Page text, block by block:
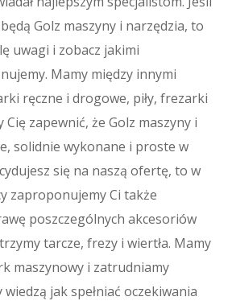
Art. Spożywcze
Eksploatacyjne
Inne Sklepy
Maszyny
Maszyny
Narzędzia
Metalowy
Spedycja
Transport
Samochodowe
Wynajem
Motoryzacyjne
Komisy
Golz maszyny i narzędzia, to
uwagi i zobacz jakimi
Mamy między innymi
ręczne i drogowe, piły, frezarki
zapewnić, że Golz maszyny i
solidnie wykonane i proste w
się na naszą ofertę, to w
zaproponujemy Ci także
poszczególnych akcesoriów
tarcze, frezy i wiertła. Mamy
maszynowy i zatrudniamy
jak spełniać oczekiwania